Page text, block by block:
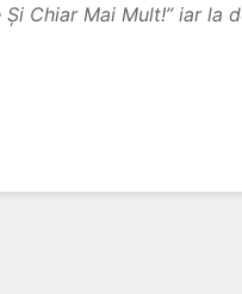
Chiar Mai Mult!” iar la